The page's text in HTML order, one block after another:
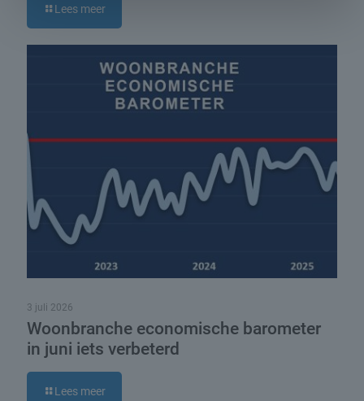
Lees meer
3 juli 2026
Woonbranche economische barometer
in juni iets verbeterd
Lees meer